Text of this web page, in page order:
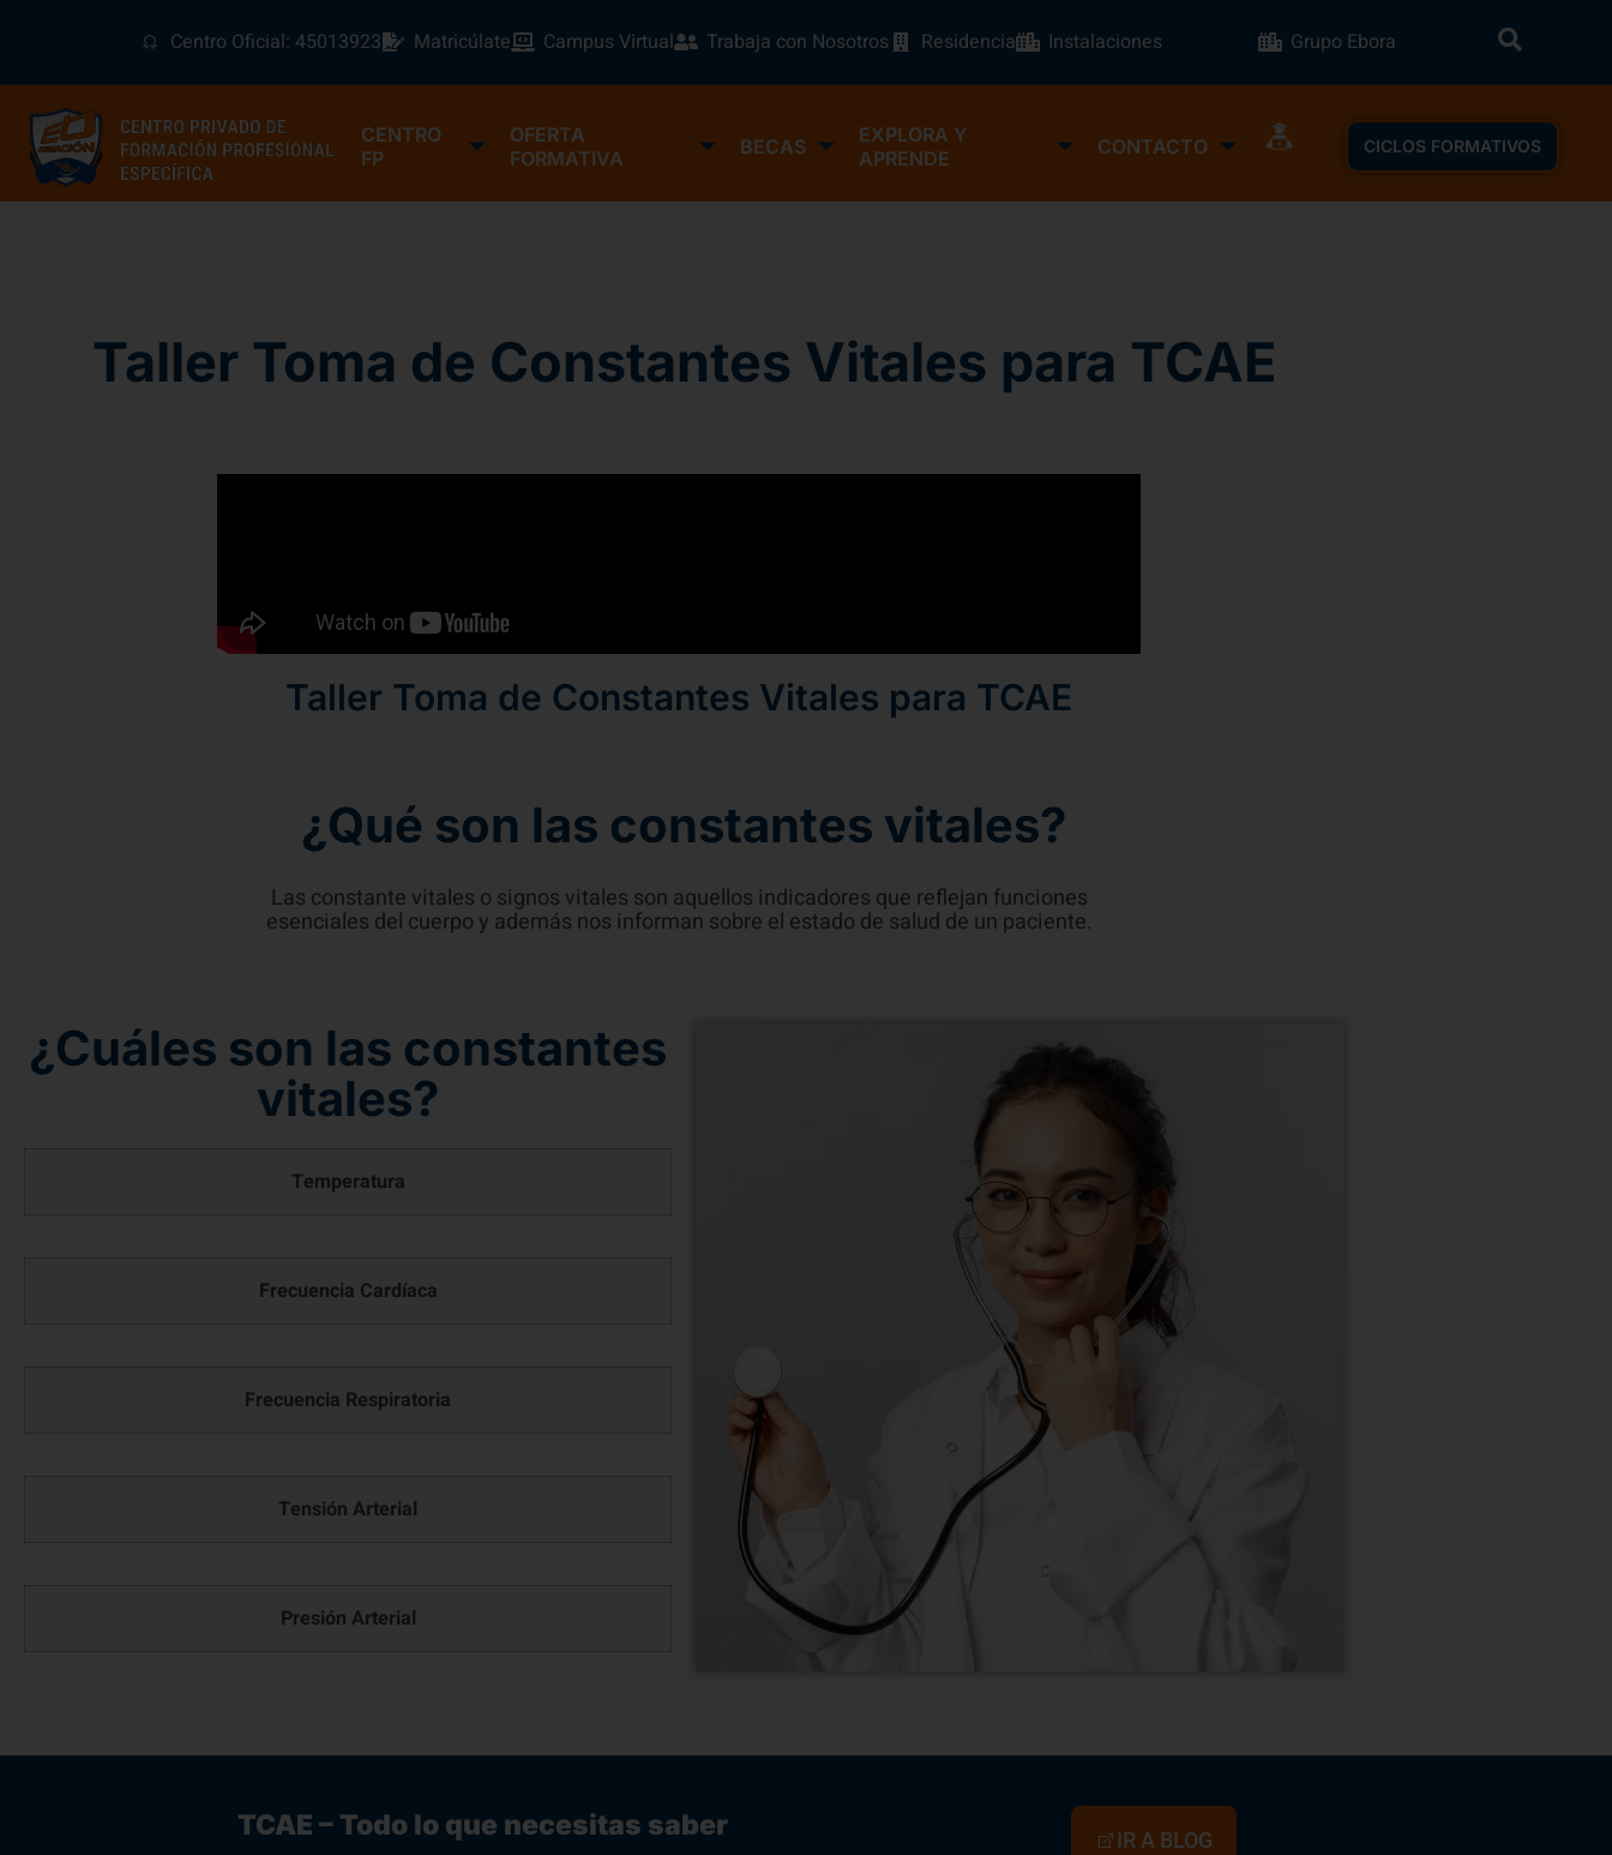
Centro Oficial: 45013923 Matricúlate Campus Virtual Trabaja con Nosotros Residencia Instalaciones Grupo Ebora
CENTRO
FP
OFERTA
FORMATIVA
BECAS
EXPLORA Y
APRENDE
CONTACTO CICLOS FORMATIVOS
Taller Toma de Constantes Vitales para TCAE
Taller Toma de Constantes Vitales para TCAE
¿Qué son las constantes vitales?
Las constante vitales o signos vitales son aquellos indicadores que reflejan funciones
esenciales del cuerpo y además nos informan sobre el estado de salud de un paciente.
¿Cuáles son las constantes
vitales?
Temperatura
Frecuencia Cardíaca
Frecuencia Respiratoria
Tensión Arterial
Presión Arterial
TCAE – Todo lo que necesitas saber IR A BLOG